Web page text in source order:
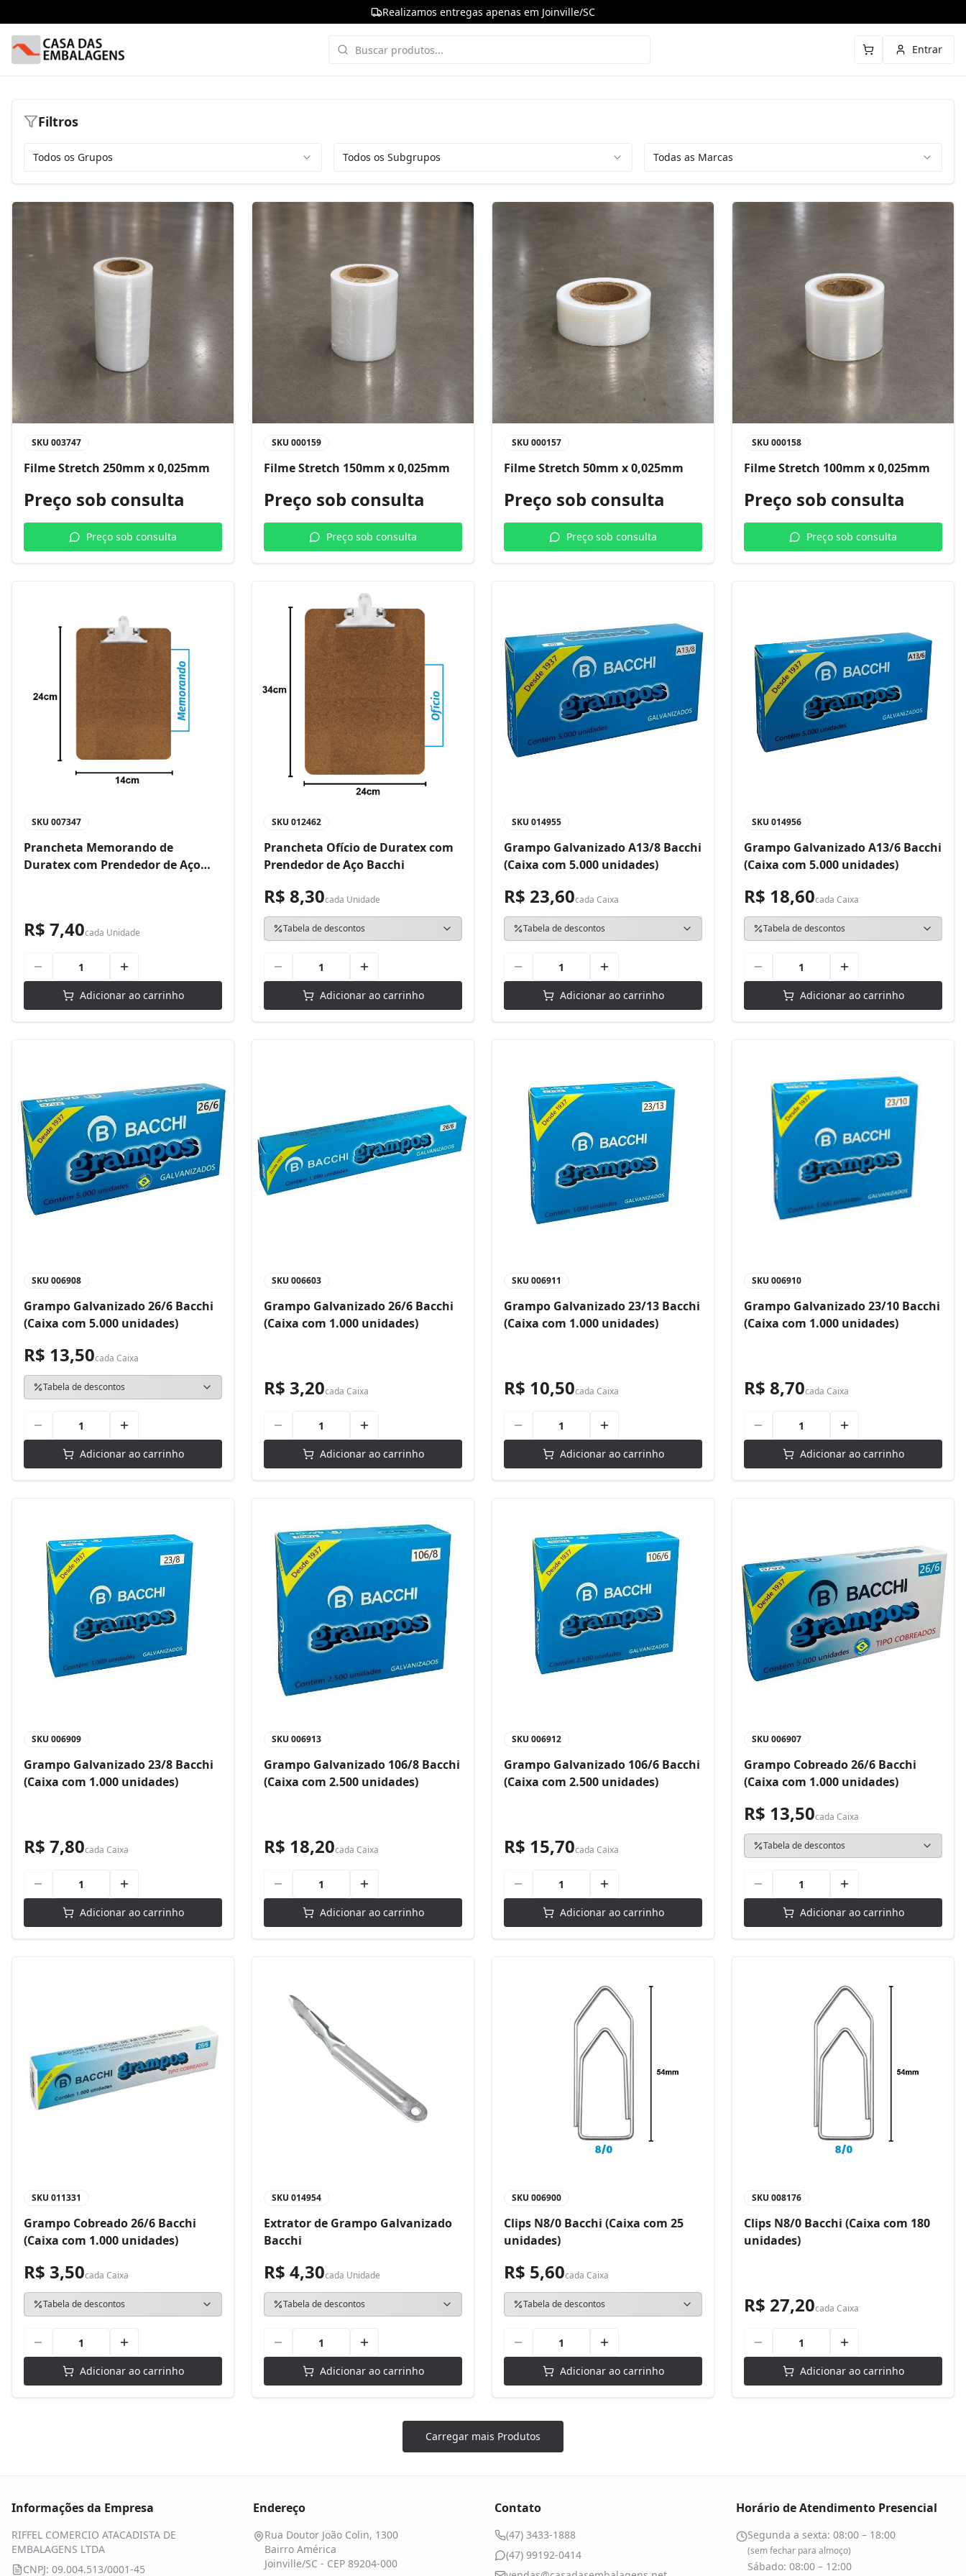
Realizamos entregas apenas em Joinville/SC
Entrar
Filtros
Todos os Grupos Todos os Subgrupos Todas as Marcas
SKU 003747
Filme Stretch 250mm x 0,025mm
Preço sob consulta
Preço sob consulta
SKU 000159
Filme Stretch 150mm x 0,025mm
Preço sob consulta
Preço sob consulta
SKU 000157
Filme Stretch 50mm x 0,025mm
Preço sob consulta
Preço sob consulta
SKU 000158
Filme Stretch 100mm x 0,025mm
Preço sob consulta
Preço sob consulta
SKU 007347
Prancheta Memorando de
Duratex com Prendedor de Aço
R$ 7,40cada Unidade
Adicionar ao carrinho
SKU 012462
Prancheta Ofício de Duratex com
Prendedor de Aço Bacchi
R$ 8,30cada Unidade
Tabela de descontos
Adicionar ao carrinho
SKU 014955
Grampo Galvanizado A13/8 Bacchi
(Caixa com 5.000 unidades)
R$ 23,60cada Caixa
Tabela de descontos
Adicionar ao carrinho
SKU 014956
Grampo Galvanizado A13/6 Bacchi
(Caixa com 5.000 unidades)
R$ 18,60cada Caixa
Tabela de descontos
Adicionar ao carrinho
SKU 006908
Grampo Galvanizado 26/6 Bacchi
(Caixa com 5.000 unidades)
R$ 13,50cada Caixa
Tabela de descontos
Adicionar ao carrinho
SKU 006603
Grampo Galvanizado 26/6 Bacchi
(Caixa com 1.000 unidades)
R$ 3,20cada Caixa
Adicionar ao carrinho
SKU 006911
Grampo Galvanizado 23/13 Bacchi
(Caixa com 1.000 unidades)
R$ 10,50cada Caixa
Adicionar ao carrinho
SKU 006910
Grampo Galvanizado 23/10 Bacchi
(Caixa com 1.000 unidades)
R$ 8,70cada Caixa
Adicionar ao carrinho
SKU 006909
Grampo Galvanizado 23/8 Bacchi
(Caixa com 1.000 unidades)
R$ 7,80cada Caixa
Adicionar ao carrinho
SKU 006913
Grampo Galvanizado 106/8 Bacchi
(Caixa com 2.500 unidades)
R$ 18,20cada Caixa
Adicionar ao carrinho
SKU 006912
Grampo Galvanizado 106/6 Bacchi
(Caixa com 2.500 unidades)
R$ 15,70cada Caixa
Adicionar ao carrinho
SKU 006907
Grampo Cobreado 26/6 Bacchi
(Caixa com 1.000 unidades)
R$ 13,50cada Caixa
Tabela de descontos
Adicionar ao carrinho
SKU 011331
Grampo Cobreado 26/6 Bacchi
(Caixa com 1.000 unidades)
R$ 3,50cada Caixa
Tabela de descontos
Adicionar ao carrinho
SKU 014954
Extrator de Grampo Galvanizado
Bacchi
R$ 4,30cada Unidade
Tabela de descontos
Adicionar ao carrinho
SKU 006900
Clips N8/0 Bacchi (Caixa com 25
unidades)
R$ 5,60cada Caixa
Tabela de descontos
Adicionar ao carrinho
SKU 008176
Clips N8/0 Bacchi (Caixa com 180
unidades)
R$ 27,20cada Caixa
Adicionar ao carrinho
Carregar mais Produtos
Informações da Empresa
RIFFEL COMERCIO ATACADISTA DE
EMBALAGENS LTDA
CNPJ: 09.004.513/0001-45
Endereço
Rua Doutor João Colin, 1300
Bairro América
Joinville/SC - CEP 89204-000
Contato
(47) 3433-1888
(47) 99192-0414
Horário de Atendimento Presencial
Segunda a sexta: 08:00 – 18:00
(sem fechar para almoço)
Sábado: 08:00 – 12:00